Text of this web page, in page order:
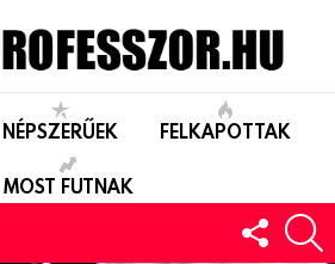
NÉPSZERŰEK FELKAPOTTAK
MOST FUTNAK
US